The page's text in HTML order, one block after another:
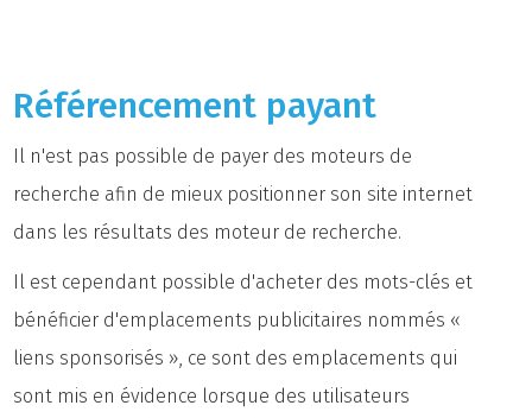
Référencement payant
Il n'est pas possible de payer des moteurs de
recherche afin de mieux positionner son site internet
dans les résultats des moteur de recherche.
Il est cependant possible d'acheter des mots-clés et
bénéficier d'emplacements publicitaires nommés «
liens sponsorisés », ce sont des emplacements qui
sont mis en évidence lorsque des utilisateurs